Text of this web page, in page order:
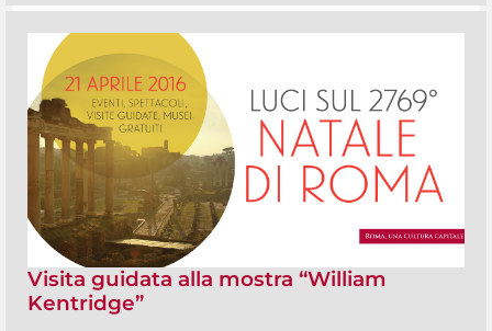
Visita guidata alla mostra “William
Kentridge”